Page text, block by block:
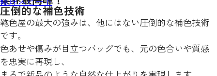
圧倒的な補色技術
鞄色屋の最大の強みは、他にはない圧倒的な補色技術
です。
色あせや傷みが目立つバッグでも、元の色合いや質感
を忠実に再現し、